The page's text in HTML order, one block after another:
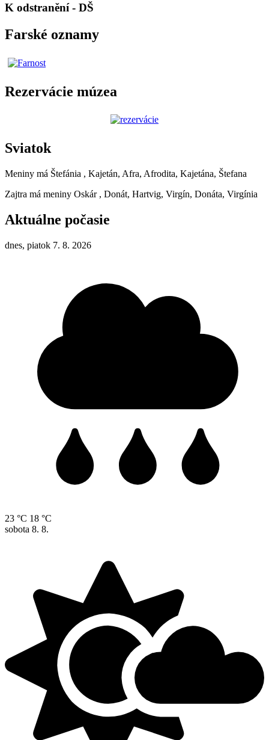
K odstranění - DŠ
Farské oznamy
Rezervácie múzea
Sviatok
Meniny má Štefánia , Kajetán, Afra, Afrodita, Kajetána, Štefana
Zajtra má meniny Oskár , Donát, Hartvig, Virgín, Donáta, Virgínia
Aktuálne počasie
dnes, piatok 7. 8. 2026
23 °C 18 °C
sobota 8. 8.